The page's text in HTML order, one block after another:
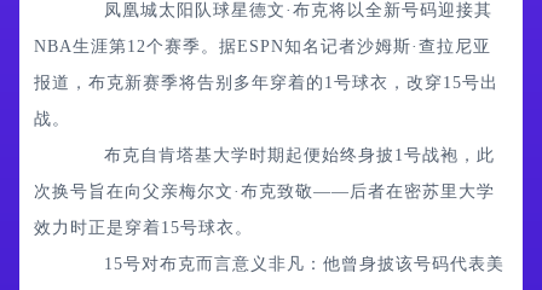
凤凰城太阳队球星德文·布克将以全新号码迎接其
NBA生涯第12个赛季。据ESPN知名记者沙姆斯·查拉尼亚
报道，布克新赛季将告别多年穿着的1号球衣，改穿15号出
战。
布克自肯塔基大学时期起便始终身披1号战袍，此
次换号旨在向父亲梅尔文·布克致敬——后者在密苏里大学
效力时正是穿着15号球衣。
15号对布克而言意义非凡：他曾身披该号码代表美